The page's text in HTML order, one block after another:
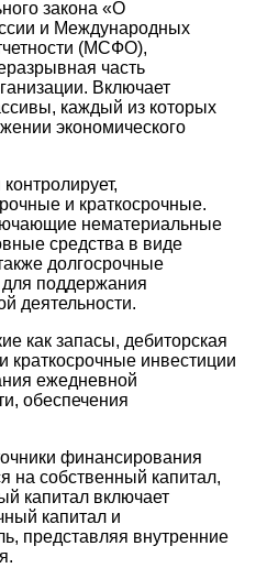
закона «О
и Международных
(МСФО),
часть
Включает
каждый из которых
экономического
и краткосрочные.
нематериальные
средства в виде
долгосрочные
для поддержания
деятельности.
как запасы, дебиторская
краткосрочные инвестиции
ежедневной
обеспечения
финансирования
на собственный капитал,
капитал включает
капитал и
представляя внутренние